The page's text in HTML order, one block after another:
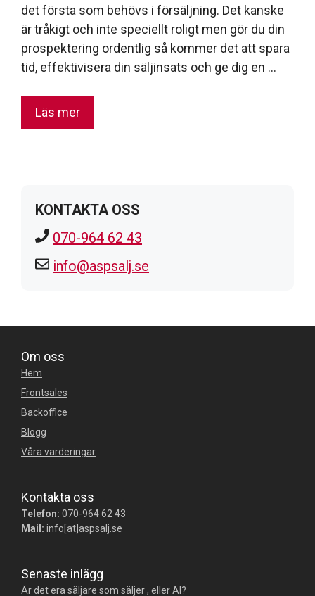
det första som behövs i försäljning. Det kanske
är tråkigt och inte speciellt roligt men gör du din
prospektering ordentlig så kommer det att spara
tid, effektivisera din säljinsats och ge dig en …
Läs mer
KONTAKTA OSS
070-964 62 43
info@aspsalj.se
Om oss
Hem
Frontsales
Backoffice
Blogg
Våra värderingar
Kontakta oss
Telefon: 070-964 62 43
Mail: info[at]aspsalj.se
Senaste inlägg
Är det era säljare som säljer , eller AI?